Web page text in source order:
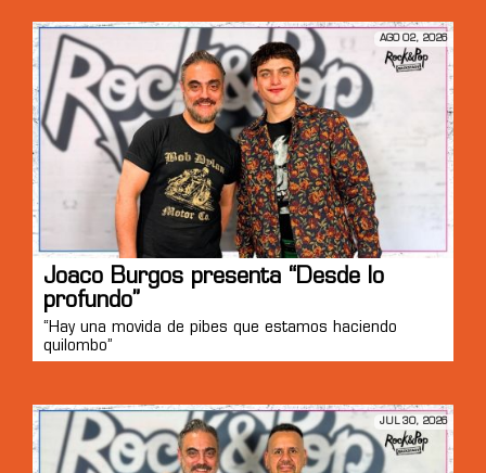
AGO 02, 2026
Joaco Burgos presenta “Desde lo
profundo”
“Hay una movida de pibes que estamos haciendo
quilombo”
JUL 30, 2026